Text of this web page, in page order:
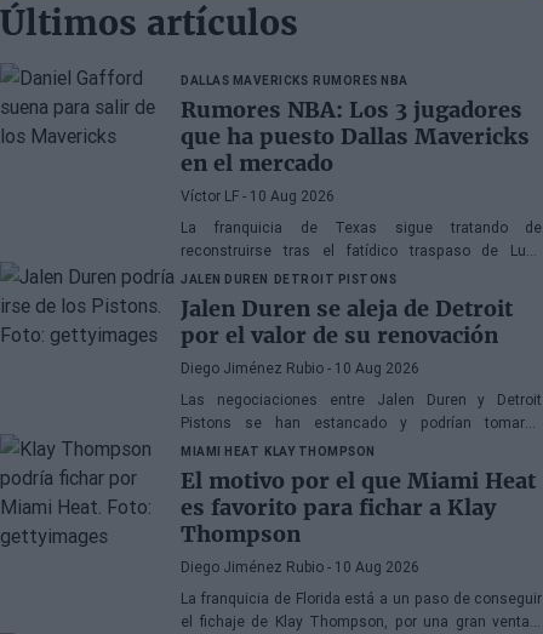
Últimos artículos
DALLAS MAVERICKS RUMORES NBA
Rumores NBA: Los 3 jugadores
que ha puesto Dallas Mavericks
en el mercado
Víctor LF - 10 Aug 2026
La franquicia de Texas sigue tratando de
reconstruirse tras el fatídico traspaso de Luka
Doncic y la adquisición de Cooper Flagg con el
número uno del Draft
JALEN DUREN DETROIT PISTONS
Jalen Duren se aleja de Detroit
por el valor de su renovación
Diego Jiménez Rubio - 10 Aug 2026
Las negociaciones entre Jalen Duren y Detroit
Pistons se han estancado y podrían tomarse
decisiones drásticas próximamente.
MIAMI HEAT KLAY THOMPSON
El motivo por el que Miami Heat
es favorito para fichar a Klay
Thompson
Diego Jiménez Rubio - 10 Aug 2026
La franquicia de Florida está a un paso de conseguir
el fichaje de Klay Thompson, por una gran ventaja